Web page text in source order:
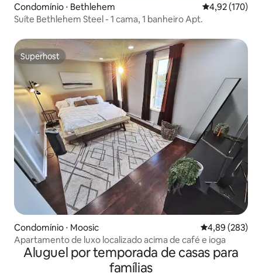
Condomínio ⋅ Bethlehem 4,92 de uma
4,92 (170)
Suíte Bethlehem Steel - 1 cama, 1 banheiro Apt.
Superhost
Superhost
Condomínio ⋅ Moosic 4,89 de uma
4,89 (283)
Apartamento de luxo localizado acima de café e ioga
Aluguel por temporada de casas para
famílias